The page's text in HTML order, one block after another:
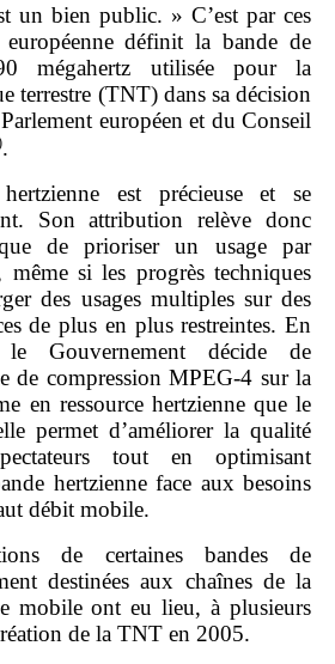
un bien public. » C’est par ces
définit la bande de
mégahertz utilisée pour la
terrestre (TNT) dans sa décision
européen et du Conseil
.
est précieuse et se
Son attribution relève donc
de prioriser un usage par
si les progrès techniques
des usages multiples sur des
de plus en plus restreintes. En
Gouvernement décide de
de compression MPEG‑4 sur la
en ressource hertzienne que le
permet d’améliorer la qualité
tout en optimisant
hertzienne face aux besoins
débit mobile.
de certaines bandes de
destinées aux chaînes de la
mobile ont eu lieu, à plusieurs
de la TNT en 2005.